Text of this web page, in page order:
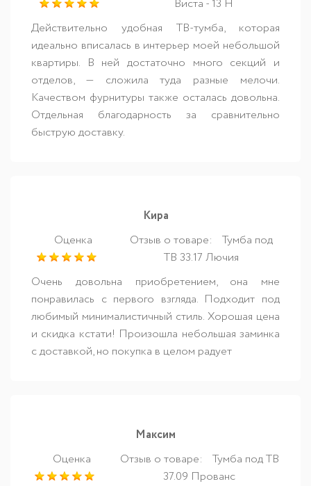
Виста - 13 Н
Действительно удобная ТВ-тумба, которая
идеально вписалась в интерьер моей небольшой
квартиры. В ней достаточно много секций и
отделов, — сложила туда разные мелочи.
Качеством фурнитуры также осталась довольна.
Отдельная благодарность за сравнительно
быструю доставку.
Кира
Оценка
Отзыв о товаре:
Тумба под
ТВ 33.17 Лючия
Очень довольна приобретением, она мне
понравилась с первого взгляда. Подходит под
любимый минималистичный стиль. Хорошая цена
и скидка кстати! Произошла небольшая заминка
с доставкой, но покупка в целом радует
Максим
Оценка
Отзыв о товаре:
Тумба под ТВ
37.09 Прованс